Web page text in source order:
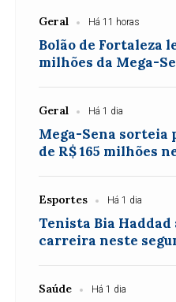
Geral Há 11 horas
Bolão de Fortaleza
milhões da Mega-
Geral Há 1 dia
Mega-Sena sorteia
de R$ 165 milhões
Esportes Há 1 dia
Tenista Bia Haddad
carreira neste
Saúde Há 1 dia